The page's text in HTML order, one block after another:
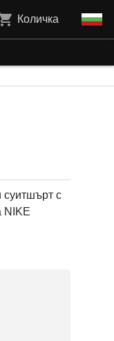
Количка
суитшърт с
NIKE